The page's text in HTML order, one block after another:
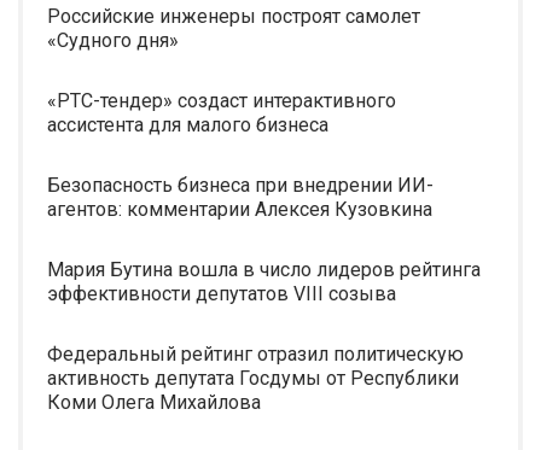
Российские инженеры построят самолет
«Судного дня»
«РТС-тендер» создаст интерактивного
ассистента для малого бизнеса
Безопасность бизнеса при внедрении ИИ-
агентов: комментарии Алексея Кузовкина
Мария Бутина вошла в число лидеров рейтинга
эффективности депутатов VIII созыва
Федеральный рейтинг отразил политическую
активность депутата Госдумы от Республики
Коми Олега Михайлова